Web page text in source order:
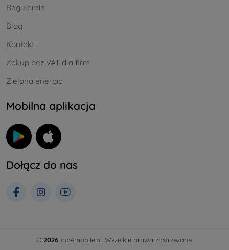
Regulamin
Blog
Kontakt
Zakup bez VAT dla firm
Zielona energia
Mobilna aplikacja
Dołącz do nas
© 2026 top4mobile.pl. Wszelkie prawa zastrzeżone.